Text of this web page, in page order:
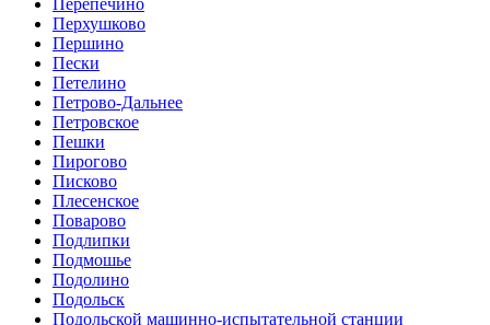
Перепечино
Перхушково
Першино
Пески
Петелино
Петрово-Дальнее
Петровское
Пешки
Пирогово
Писково
Плесенское
Поварово
Подлипки
Подмошье
Подолино
Подольск
Подольской машинно-испытательной станции